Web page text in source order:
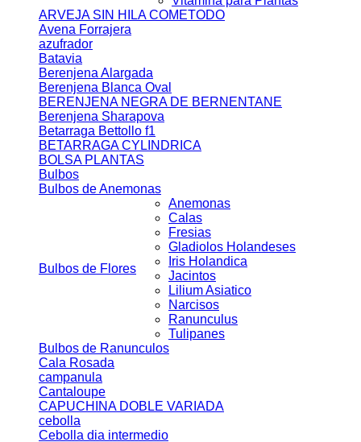
ARVEJA SIN HILA COMETODO
Avena Forrajera
azufrador
Batavia
Berenjena Alargada
Berenjena Blanca Oval
BERENJENA NEGRA DE BERNENTANE
Berenjena Sharapova
Betarraga Bettollo f1
BETARRAGA CYLINDRICA
BOLSA PLANTAS
Bulbos
Bulbos de Anemonas
Bulbos de Flores
Anemonas
Calas
Fresias
Gladiolos Holandeses
Iris Holandica
Jacintos
Lilium Asiatico
Narcisos
Ranunculus
Tulipanes
Bulbos de Ranunculos
Cala Rosada
campanula
Cantaloupe
CAPUCHINA DOBLE VARIADA
cebolla
Cebolla dia intermedio